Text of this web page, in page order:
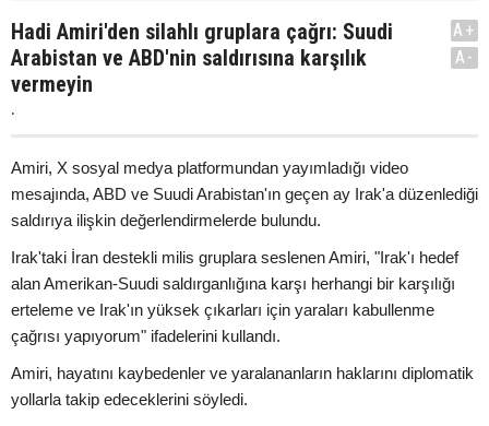
Hadi Amiri'den silahlı gruplara çağrı: Suudi
Arabistan ve ABD'nin saldırısına karşılık
vermeyin
.
A+
A-
Amiri, X sosyal medya platformundan yayımladığı video
mesajında, ABD ve Suudi Arabistan'ın geçen ay Irak'a düzenlediği
saldırıya ilişkin değerlendirmelerde bulundu.
Irak'taki İran destekli milis gruplara seslenen Amiri, "Irak'ı hedef
alan Amerikan-Suudi saldırganlığına karşı herhangi bir karşılığı
erteleme ve Irak'ın yüksek çıkarları için yaraları kabullenme
çağrısı yapıyorum" ifadelerini kullandı.
Amiri, hayatını kaybedenler ve yaralananların haklarını diplomatik
yollarla takip edeceklerini söyledi.